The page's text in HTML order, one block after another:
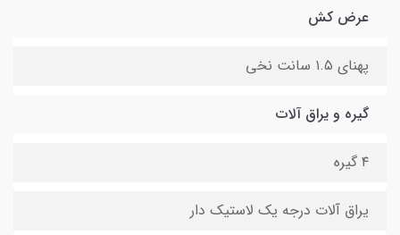
عرض کش
پهنای ۱.۵ سانت نخی
گیره و یراق آلات
۴ گیره
یراق آلات درجه یک لاستیک دار